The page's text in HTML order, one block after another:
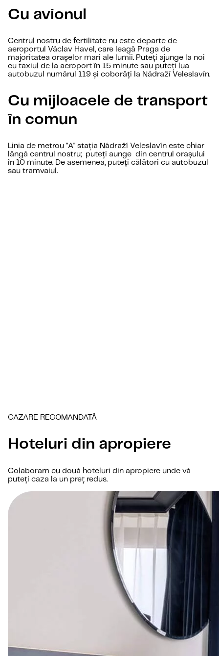
Cu avionul
Centrul nostru de fertilitate nu este departe de
aeroportul Václav Havel, care leagă Praga de
majoritatea orașelor mari ale lumii. Puteți ajunge la noi
cu taxiul de la aeroport în 15 minute sau puteți lua
autobuzul numărul 119 și coborâți la Nádraží Veleslavín.
Cu mijloacele de transport
în comun
Linia de metrou "A" stația Nádraží Veleslavín este chiar
lângă centrul nostru; puteți aunge din centrul orașului
în 10 minute. De asemenea, puteți călători cu autobuzul
sau tramvaiul.
CAZARE RECOMANDATĂ
Hoteluri din apropiere
Colaboram cu două hoteluri din apropiere unde vă
puteți caza la un preț redus.